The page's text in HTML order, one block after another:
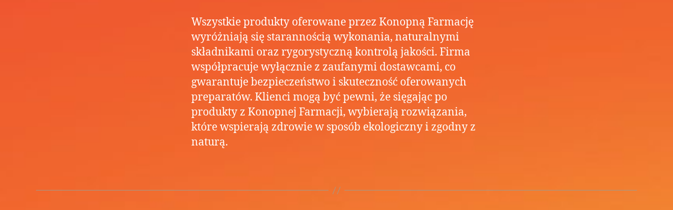
Wszystkie produkty oferowane przez Konopną Farmację
wyróżniają się starannością wykonania, naturalnymi
składnikami oraz rygorystyczną kontrolą jakości. Firma
współpracuje wyłącznie z zaufanymi dostawcami, co
gwarantuje bezpieczeństwo i skuteczność oferowanych
preparatów. Klienci mogą być pewni, że sięgając po
produkty z Konopnej Farmacji, wybierają rozwiązania,
które wspierają zdrowie w sposób ekologiczny i zgodny z
naturą.